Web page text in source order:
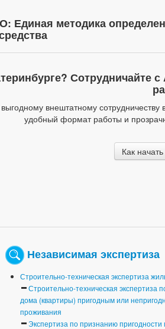
методика
Сотрудничайте
внештатному
удобный формат работы и
Как
Независимая экспертиза
Строительно-техническая экспертиза
Строительно-техническая экспертиза
дома (квартиры) пригодным или
проживания
Экспертиза по признанию